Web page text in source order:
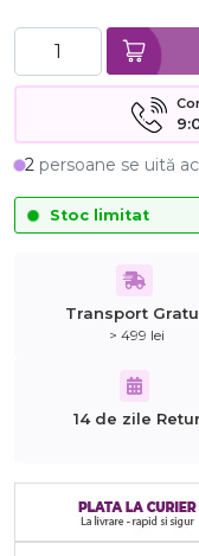
2 persoane se uită
Stoc limitat
Transport
> 499 lei
14 de zile Retur